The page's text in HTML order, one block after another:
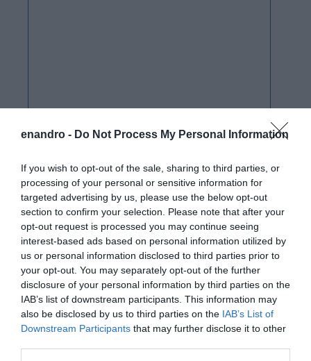
enandro - Do Not Process My Personal Information
If you wish to opt-out of the sale, sharing to third parties, or
processing of your personal or sensitive information for
targeted advertising by us, please use the below opt-out
section to confirm your selection. Please note that after your
opt-out request is processed you may continue seeing
interest-based ads based on personal information utilized by
us or personal information disclosed to third parties prior to
your opt-out. You may separately opt-out of the further
disclosure of your personal information by third parties on the
IAB’s list of downstream participants. This information may
also be disclosed by us to third parties on the IAB’s List of
Downstream Participants that may further disclose it to other